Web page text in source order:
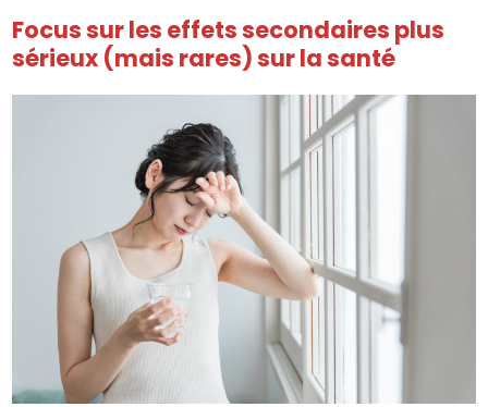
Focus sur les effets secondaires plus
sérieux (mais rares) sur la santé